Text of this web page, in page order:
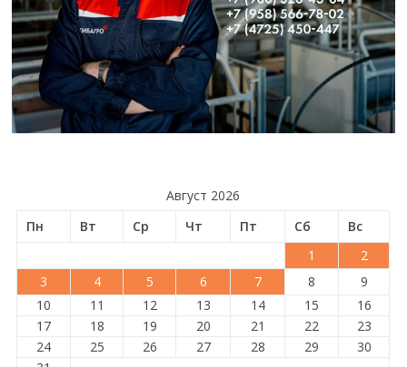
Август 2026
Пн
Вт Ср Чт Пт Сб
Вс
1
2
3
4 5 6 7 8
9
10
11 12 13 14 15
16
17
18 19 20 21 22
23
24
25 26 27 28 29
30